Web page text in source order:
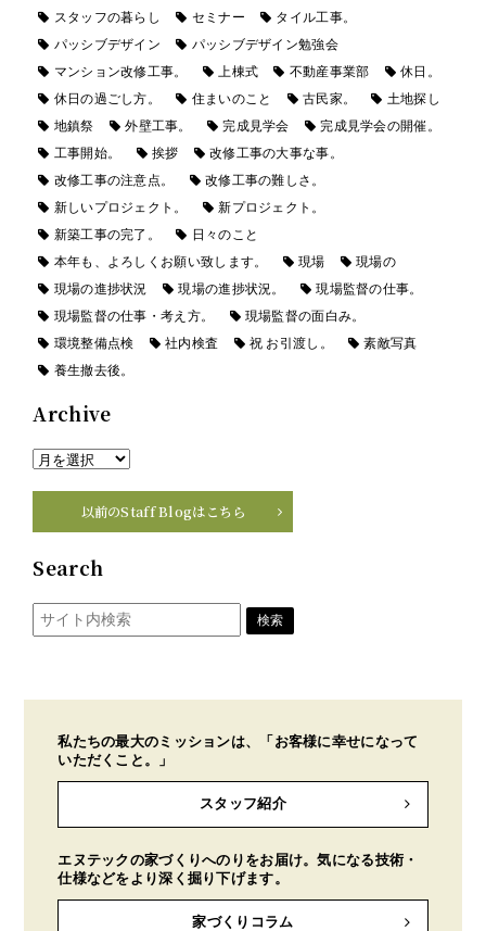
スタッフの暮らし セミナー
タイル工事。
パッシブデザイン
パッシブデザイン勉強会
マンション改修工事。
上棟式 不動産事業部
休日。
休日の過ごし方。
住まいのこと 古民家。
土地探し
地鎮祭
外壁工事。 完成見学会
完成見学会の開催。
工事開始。
挨拶
改修工事の大事な事。
改修工事の注意点。
改修工事の難しさ。
新しいプロジェクト。
新プロジェクト。
新築工事の完了。
日々のこと
本年も、よろしくお願い致します。
現場
現場の
現場の進捗状況
現場の進捗状況。
現場監督の仕事。
現場監督の仕事・考え方。
現場監督の面白み。
環境整備点検
社内検査 祝 お引渡し。
素敵写真
養生撤去後。
Archive
以前のStaff Blogはこちら
Search
私たちの最大のミッションは、「お客様に幸せになって
いただくこと。」
スタッフ紹介
エヌテックの家づくりへのりをお届け。気になる技術・
仕様などをより深く掘り下げます。
家づくりコラム